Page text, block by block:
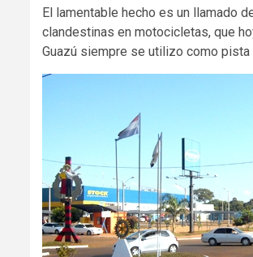
El lamentable hecho es un llamado
clandestinas en motocicletas, que
Guazú siempre se utilizo como pista